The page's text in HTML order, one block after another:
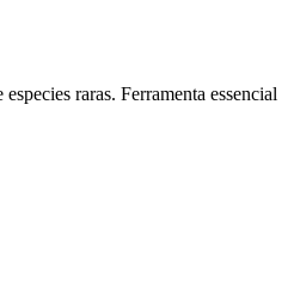
raras. Ferramenta essencial